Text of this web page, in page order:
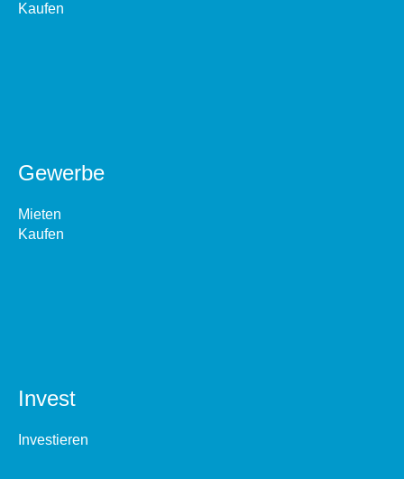
Kaufen
Gewerbe
Mieten
Kaufen
Invest
Investieren